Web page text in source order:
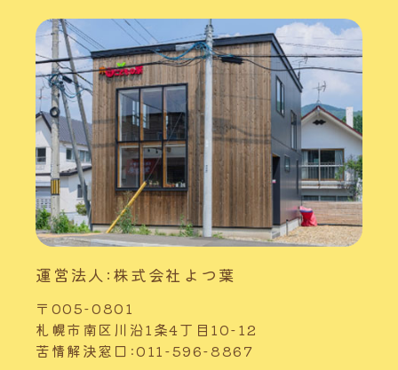
運営法人:株式会社よつ葉
〒005-0801
札幌市南区川沿1条4丁目10-12
苦情解決窓口:011-596-8867